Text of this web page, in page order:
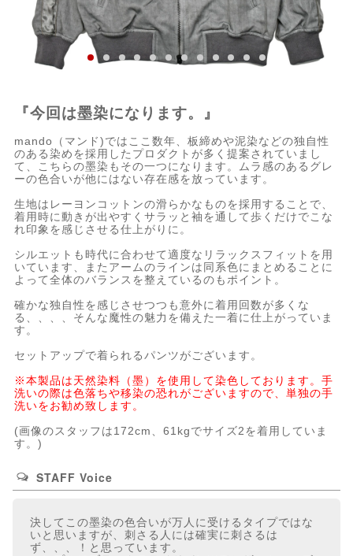
『今回は墨染になります。』
mando（マンド)ではここ数年、板締めや泥染などの独自性
のある染めを採用したプロダクトが多く提案されていまし
て、こちらの墨染もその一つになります。ムラ感のあるグレ
ーの色合いが他にはない存在感を放っています。
生地はレーヨンコットンの滑らかなものを採用することで、
着用時に動きが出やすくサラッと袖を通して歩くだけでこな
れ印象を感じさせる仕上がりに。
シルエットも時代に合わせて適度なリラックスフィットを用
いています、またアームのラインは同系色にまとめることに
よって全体のバランスを整えているのもポイント。
確かな独自性を感じさせつつも意外に着用回数が多くな
る、、、、そんな魔性の魅力を備えた一着に仕上がっていま
す。
セットアップで着られるパンツがございます。
※本製品は天然染料（墨）を使用して染色しております。手
洗いの際は色落ちや移染の恐れがございますので、単独の手
洗いをお勧め致します。
(画像のスタッフは172cm、61kgでサイズ2を着用していま
す。)
STAFF Voice
決してこの墨染の色合いが万人に受けるタイプではな
いと思いますが、刺さる人には確実に刺さるは
ず、、、！と思っています。